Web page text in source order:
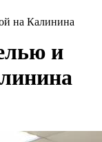
на Калинина
и